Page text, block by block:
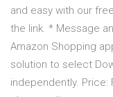
and easy with our
the link. * Message
Amazon Shopping
solution to select
independently. Price: